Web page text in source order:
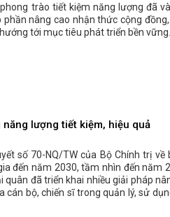
trào tiết kiệm năng lượng đã
phần nâng cao nhận thức cộng
tới mục tiêu phát triển bền vững.
năng lượng tiết kiệm, hiệu quả
số 70-NQ/TW của Bộ Chính trị về
đến năm 2030, tầm nhìn đến năm
quân đã triển khai nhiều giải pháp
cán bộ, chiến sĩ trong quản lý, sử